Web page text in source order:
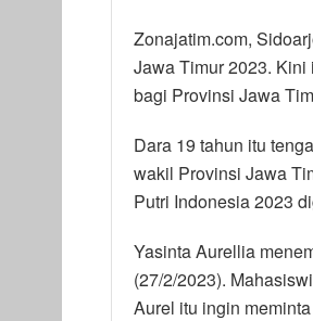
Zonajatim.com,
Jawa Timur 2023.
bagi Provinsi Jawa
Dara 19 tahun itu
wakil Provinsi Jawa
Putri Indonesia 2023
Yasinta Aurellia
(27/2/2023).
Aurel itu ingin